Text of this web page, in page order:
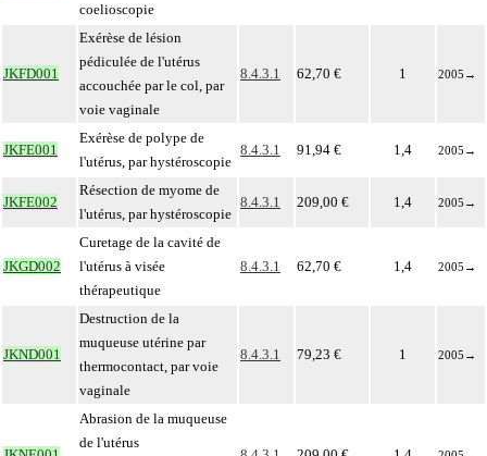
coelioscopie
JKFD001
Exérèse de lésion
pédiculée de l'utérus
accouchée par le col, par
voie vaginale
8.4.3.1 62,70 € 1 2005 →
JKFE001
Exérèse de polype de
l'utérus, par hystéroscopie
8.4.3.1 91,94 € 1,4 2005 →
JKFE002
Résection de myome de
l'utérus, par hystéroscopie
8.4.3.1 209,00 € 1,4 2005 →
JKGD002
Curetage de la cavité de
l'utérus à visée
thérapeutique
8.4.3.1 62,70 € 1,4 2005 →
JKND001
Destruction de la
muqueuse utérine par
thermocontact, par voie
vaginale
8.4.3.1 79,23 € 1 2005 →
Abrasion de la muqueuse
de l'utérus